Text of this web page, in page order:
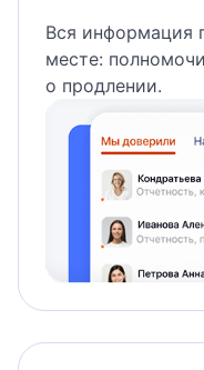
Вся информация
месте:
о продлении.